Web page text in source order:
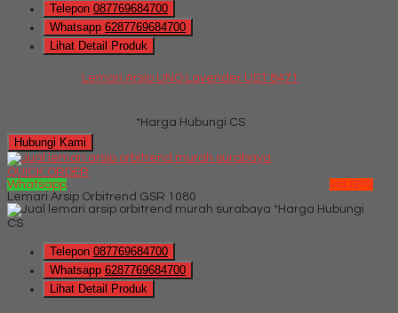
Telepon 087769684700
Whatsapp 6287769684700
Lihat Detail Produk
Lemari Arsip UNO Lavender UST 8471
*Harga Hubungi CS
Hubungi Kami
QUICK ORDER
Whatsapp
via SMS
Lemari Arsip Orbitrend GSR 1080
*Harga Hubungi
CS
Telepon 087769684700
Whatsapp 6287769684700
Lihat Detail Produk